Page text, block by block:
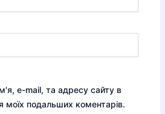
e-mail, та адресу сайту в
моїх подальших коментарів.